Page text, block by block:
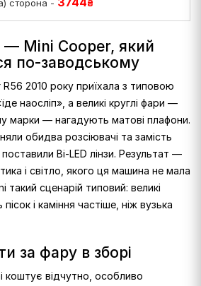
сторона - ₴
— Mini Cooper, який
по-заводському
2010 року приїхала з типовою
наосліп», а великі круглі фари —
марки — нагадують матові плафони.
обидва розсіювачі та замість
Bi-LED лінзи. Результат —
і світло, якого ця машина не мала
такий сценарій типовий: великі
і каміння частіше, ніж вузька
за фару в зборі
коштує відчутно, особливо